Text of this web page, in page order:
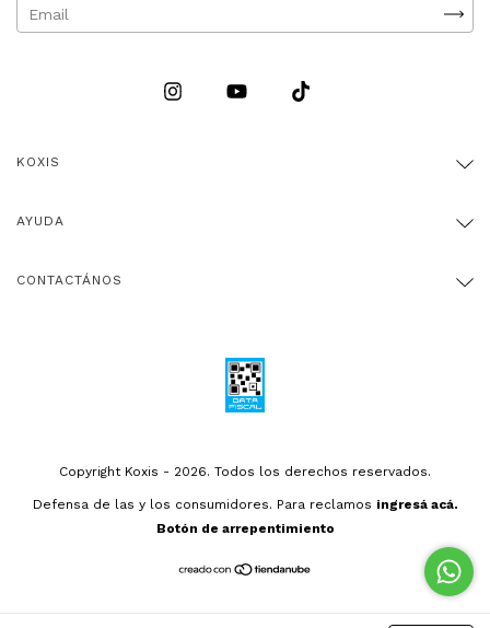
KOXIS
AYUDA
CONTACTÁNOS
Copyright Koxis - 2026. Todos los derechos reservados.
Defensa de las y los consumidores. Para reclamos ingresá acá.
Botón de arrepentimiento